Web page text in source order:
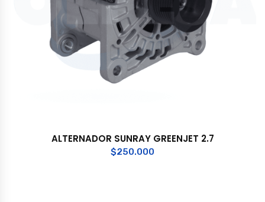
ALTERNADOR SUNRAY GREENJET 2.7
$250.000